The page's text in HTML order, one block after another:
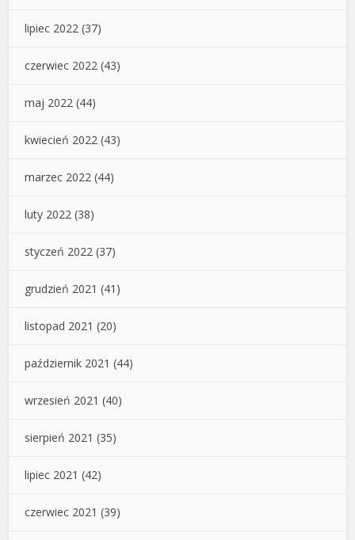
lipiec 2022 (37)
czerwiec 2022 (43)
maj 2022 (44)
kwiecień 2022 (43)
marzec 2022 (44)
luty 2022 (38)
styczeń 2022 (37)
grudzień 2021 (41)
listopad 2021 (20)
październik 2021 (44)
wrzesień 2021 (40)
sierpień 2021 (35)
lipiec 2021 (42)
czerwiec 2021 (39)